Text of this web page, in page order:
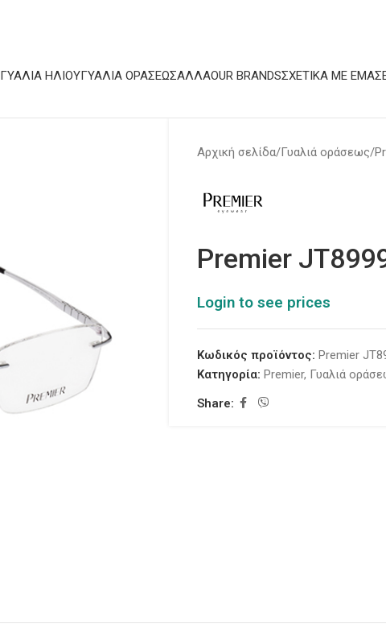
ΓΥΑΛΙΆ ΗΛΊΟΥΓΥΑΛΙΆ ΟΡΆΣΕΩΣΆΛΛΑOUR BRANDSΣΧΕΤΙΚΆ ΜΕ ΕΜΆΣ
Αρχική σελίδα Γυαλιά οράσεως
Premier
Login to see prices
Κωδικός προϊόντος: Premier
Κατηγορία: Premier, Γυαλιά
Share: